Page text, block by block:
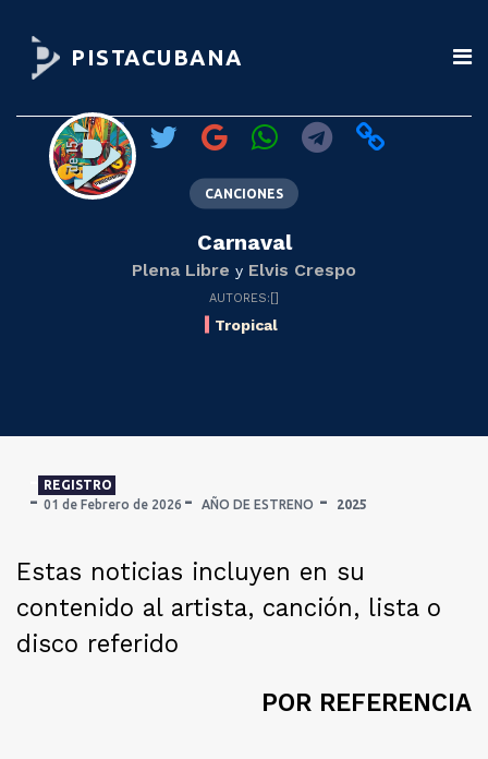
PISTACUBANA
CANCIONES
Carnaval
Plena Libre y Elvis Crespo
AUTORES:[]
Tropical
REGISTRO
01 de Febrero de 2026
AÑO DE ESTRENO 2025
Estas noticias incluyen en su
contenido al artista, canción, lista o
disco referido
POR REFERENCIA